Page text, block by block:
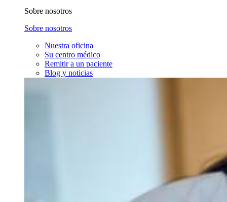
Sobre nosotros
Sobre nosotros
Nuestra oficina
Su centro médico
Remitir a un paciente
Blog y noticias